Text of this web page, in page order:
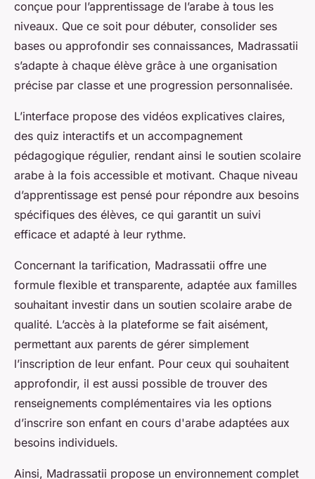
conçue pour l’apprentissage de l’arabe à tous les
niveaux. Que ce soit pour débuter, consolider ses
bases ou approfondir ses connaissances, Madrassatii
s’adapte à chaque élève grâce à une organisation
précise par classe et une progression personnalisée.
L’interface propose des vidéos explicatives claires,
des quiz interactifs et un accompagnement
pédagogique régulier, rendant ainsi le soutien scolaire
arabe à la fois accessible et motivant. Chaque niveau
d’apprentissage est pensé pour répondre aux besoins
spécifiques des élèves, ce qui garantit un suivi
efficace et adapté à leur rythme.
Concernant la tarification, Madrassatii offre une
formule flexible et transparente, adaptée aux familles
souhaitant investir dans un soutien scolaire arabe de
qualité. L’accès à la plateforme se fait aisément,
permettant aux parents de gérer simplement
l’inscription de leur enfant. Pour ceux qui souhaitent
approfondir, il est aussi possible de trouver des
renseignements complémentaires via les options
d’inscrire son enfant en cours d'arabe adaptées aux
besoins individuels.
Ainsi, Madrassatii propose un environnement complet